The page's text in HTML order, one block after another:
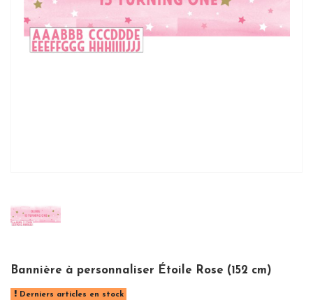
Bannière à personnaliser Étoile Rose (152 cm)
Derniers articles en stock